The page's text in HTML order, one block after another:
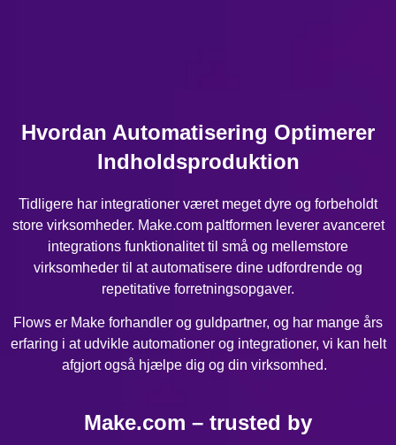
Hvordan Automatisering Optimerer
Indholdsproduktion
Tidligere har integrationer været meget dyre og forbeholdt
store virksomheder. Make.com paltformen leverer avanceret
integrations funktionalitet til små og mellemstore
virksomheder til at automatisere dine udfordrende og
repetitative forretningsopgaver.
Flows er Make forhandler og guldpartner, og har mange års
erfaring i at udvikle automationer og integrationer, vi kan helt
afgjort også hjælpe dig og din virksomhed.
Make.com – trusted by